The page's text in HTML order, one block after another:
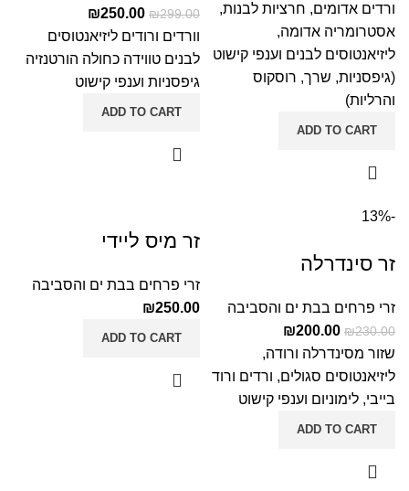
ורדים אדומים, חרציות לבנות,
אסטרומריה אדומה,
ליזיאנטוסים לבנים וענפי קישוט
(גיפסניות, שרך, רוסקוס
והרליות)
ADD TO CART
₪299.00
₪250.00
וורדים ורודים ליזיאנטוסים
לבנים טווידה כחולה הורטנזיה
גיפסניות וענפי קישוט
ADD TO CART
-13%
זר סינדרלה
זרי פרחים בבת ים והסביבה
₪230.00
₪200.00
שזור מסינדרלה ורודה,
ליזיאנטוסים סגולים, ורדים ורוד
בייבי, לימוניום וענפי קישוט
ADD TO CART
זר מיס ליידי
זרי פרחים בבת ים והסביבה
₪250.00
ADD TO CART